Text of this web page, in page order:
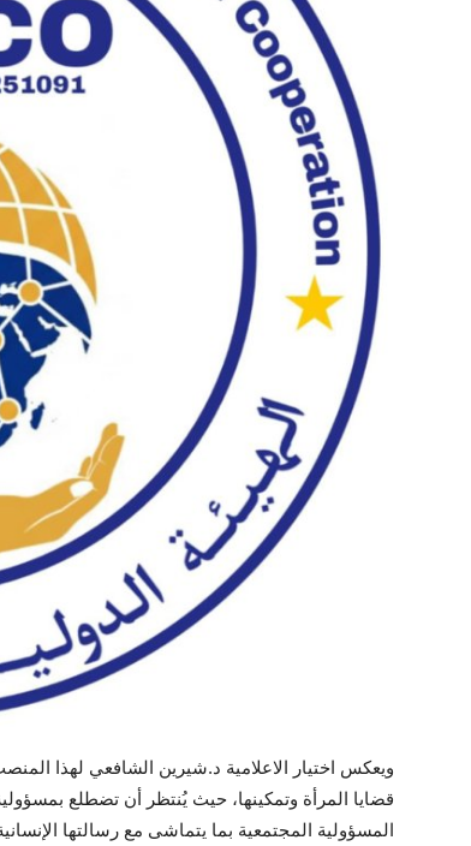
ويعكس اختيار الاعلامية د.شيرين الشافعي لهذا
قضايا المرأة وتمكينها، حيث يُنتظر أن تضطلع
المسؤولية المجتمعية بما يتماشى مع رسالتها الإنسانية